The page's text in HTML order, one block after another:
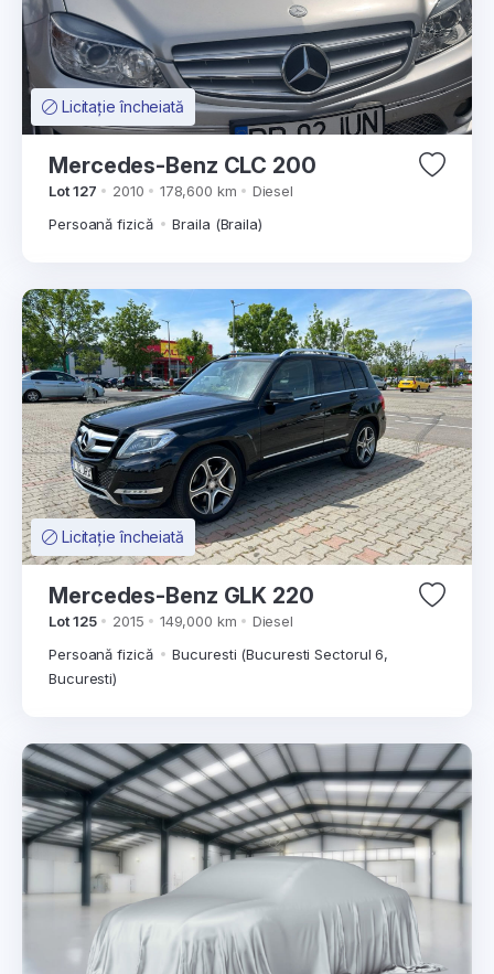
Licitație încheiată
Mercedes-Benz CLC 200
Lot 127 2010 178,600 km
Diesel
Persoană fizică
Braila (Braila)
Licitație încheiată
Mercedes-Benz GLK 220
Lot 125 2015 149,000 km
Diesel
Persoană fizică
Bucuresti (Bucuresti Sectorul 6,
Bucuresti)